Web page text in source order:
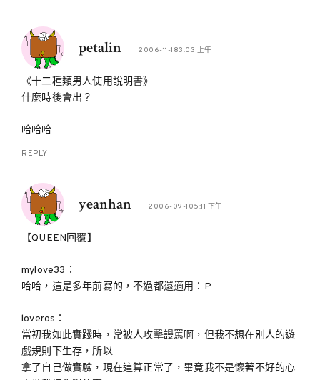
petalin 2006-11-183:03 上午
《十二種類男人使用說明書》
什麼時後會出？
哈哈哈
REPLY
yeanhan 2006-09-105:11 下午
【QUEEN回覆】
mylove33：
哈哈，這是多年前寫的，不過都還適用：P
loveros：
當初我如此實踐時，常被人攻擊謾罵啊，但我不想在別人的遊
戲規則下生存，所以
拿了自己做實驗，現在這算正常了，畢竟我不是懷著不好的心